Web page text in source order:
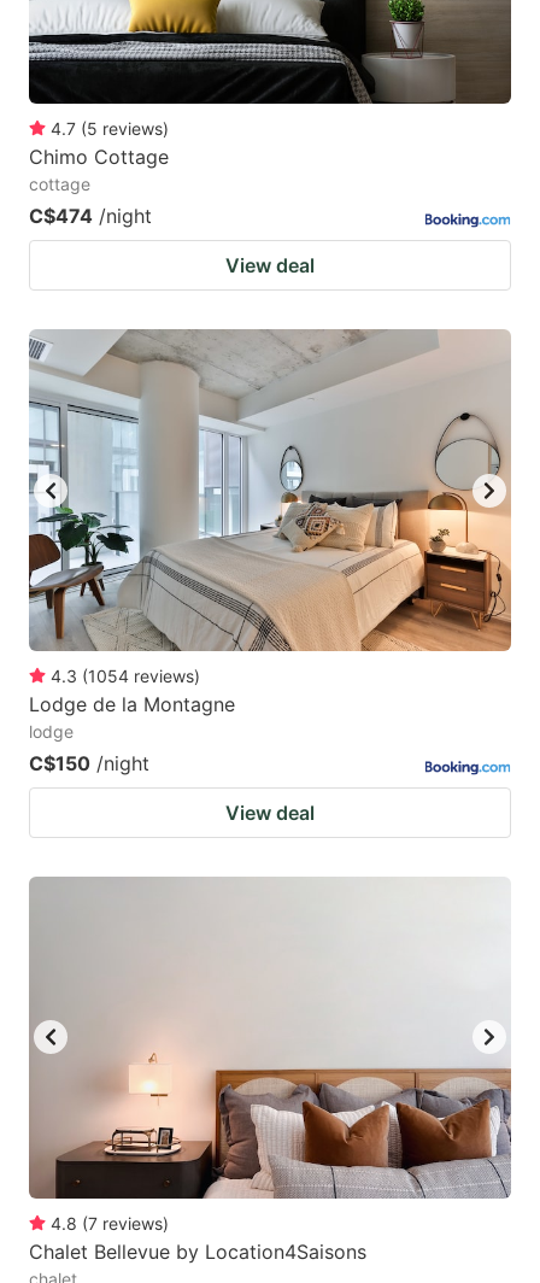
4.7 (5 reviews)
Chimo Cottage
cottage
C$474 /night
View deal
4.3 (1054 reviews)
Lodge de la Montagne
lodge
C$150 /night
View deal
4.8 (7 reviews)
Chalet Bellevue by Location4Saisons
chalet